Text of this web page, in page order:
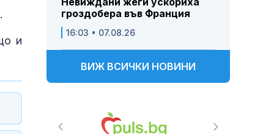
и
гроздобера във Франция
16:03 • 07.08.26
ВИЖ ВСИЧКИ НОВИНИ